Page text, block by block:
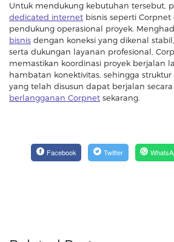
Untuk mendukung kebutuhan tersebut,
dedicated internet bisnis seperti
pendukung operasional proyek.
bisnis dengan koneksi yang dikenal
serta dukungan layanan profesional,
memastikan koordinasi proyek berjalan
hambatan konektivitas, sehingga struktur
yang telah disusun dapat berjalan secara
berlangganan Corpnet sekarang.
Facebook Twitter